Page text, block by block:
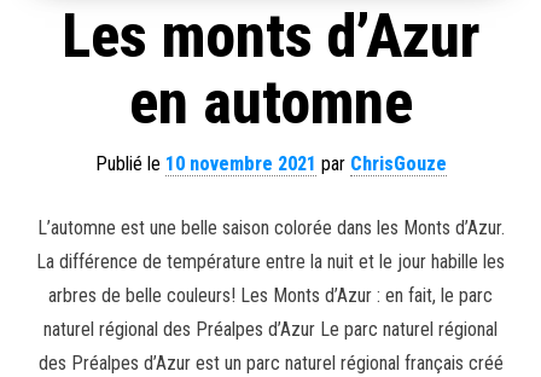
Les monts d’Azur
en automne
Publié le 10 novembre 2021 par ChrisGouze
L’automne est une belle saison colorée dans les Monts d’Azur.
La différence de température entre la nuit et le jour habille les
arbres de belle couleurs! Les Monts d’Azur : en fait, le parc
naturel régional des Préalpes d’Azur Le parc naturel régional
des Préalpes d’Azur est un parc naturel régional français créé